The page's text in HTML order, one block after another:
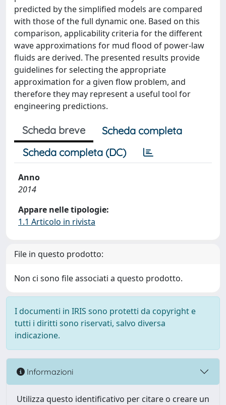
predicted by the simplified models are compared
with those of the full dynamic one. Based on this
comparison, applicability criteria for the different
wave approximations for mud flood of power-law
fluids are derived. The presented results provide
guidelines for selecting the appropriate
approximation for a given flow problem, and
therefore they may represent a useful tool for
engineering predictions.
Scheda breve
Scheda completa
Scheda completa (DC)
Anno
2014
Appare nelle tipologie:
1.1 Articolo in rivista
File in questo prodotto:
Non ci sono file associati a questo prodotto.
I documenti in IRIS sono protetti da copyright e
tutti i diritti sono riservati, salvo diversa
indicazione.
Informazioni
Utilizza questo identificativo per citare o creare un